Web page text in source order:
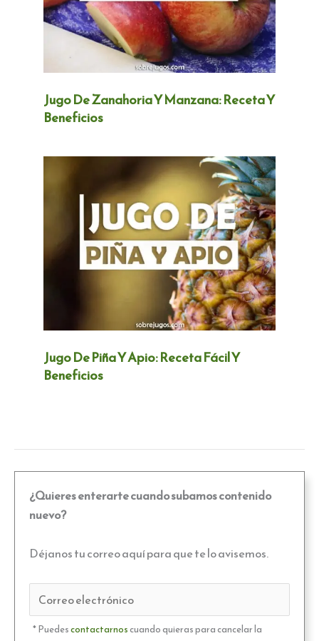
Jugo De Zanahoria Y Manzana: Receta Y
Beneficios
Jugo De Piña Y Apio: Receta Fácil Y
Beneficios
¿Quieres enterarte cuando subamos contenido
nuevo?
Déjanos tu correo aquí para que te lo avisemos.
* Puedescontactarnoscuando quieras para cancelar la